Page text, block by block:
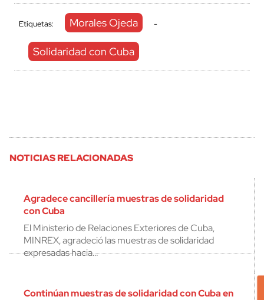
Etiquetas: Morales Ojeda -
Solidaridad con Cuba
NOTICIAS RELACIONADAS
Agradece cancillería muestras de solidaridad
con Cuba
El Ministerio de Relaciones Exteriores de Cuba,
MINREX, agradeció las muestras de solidaridad
expresadas hacia…
Continúan muestras de solidaridad con Cuba en